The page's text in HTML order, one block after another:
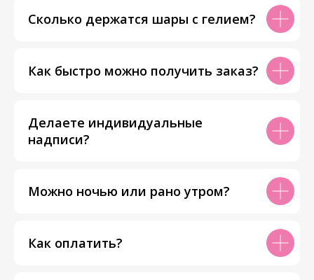
Сколько держатся шары с гелием?
Как быстро можно получить заказ?
Делаете индивидуальные
надписи?
Можно ночью или рано утром?
Как оплатить?